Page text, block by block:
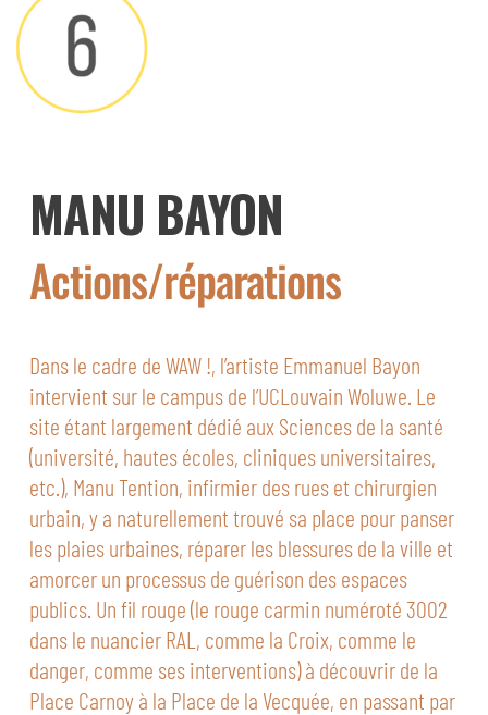
MANU BAYON
Actions/réparations
Dans le cadre de WAW !, l’artiste Emmanuel Bayon
intervient sur le campus de l’UCLouvain Woluwe. Le
site étant largement dédié aux Sciences de la santé
(université, hautes écoles, cliniques universitaires,
etc.), Manu Tention, infirmier des rues et chirurgien
urbain, y a naturellement trouvé sa place pour panser
les plaies urbaines, réparer les blessures de la ville et
amorcer un processus de guérison des espaces
publics. Un fil rouge (le rouge carmin numéroté 3002
dans le nuancier RAL, comme la Croix, comme le
danger, comme ses interventions) à découvrir de la
Place Carnoy à la Place de la Vecquée, en passant par